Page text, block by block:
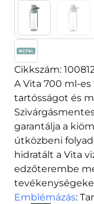
Cikkszám:
A Vita 700 ml-
tartósságot és
garantálja a
útközbeni
hidratált a Vita
edzőterembe
Emblémázás: